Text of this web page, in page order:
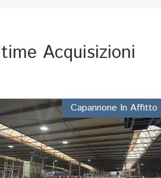
Acquisizioni
Capannone In Affitto